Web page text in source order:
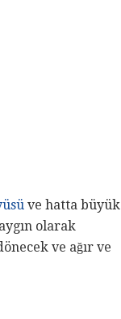
ve hatta büyük
olarak
ve ağır ve